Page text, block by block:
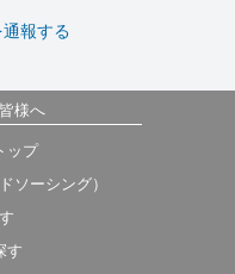
報する
様へ
ップ
ソーシング）
す